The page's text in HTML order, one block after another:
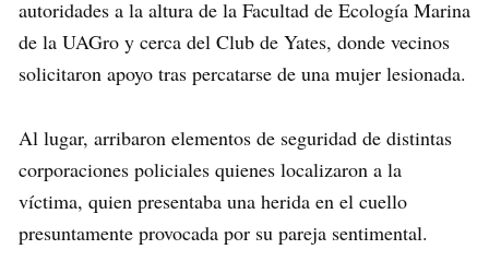
autoridades a la altura de la Facultad de Ecología Marina
de la UAGro y cerca del Club de Yates, donde vecinos
solicitaron apoyo tras percatarse de una mujer lesionada.
Al lugar, arribaron elementos de seguridad de distintas
corporaciones policiales quienes localizaron a la
víctima, quien presentaba una herida en el cuello
presuntamente provocada por su pareja sentimental.